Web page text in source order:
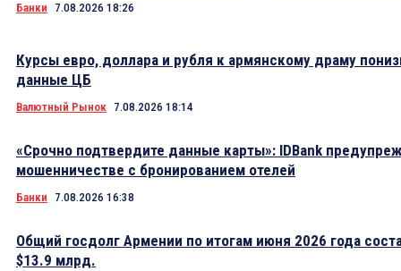
Банки 7.08.2026 18:26
Курсы евро, доллара и рубля к армянскому драму
данные ЦБ
Валютный Рынок 7.08.2026 18:14
«Срочно подтвердите данные карты»: IDBank
мошенничестве с бронированием отелей
Банки 7.08.2026 16:38
Общий госдолг Армении по итогам июня 2026 года
$13.9 млрд.